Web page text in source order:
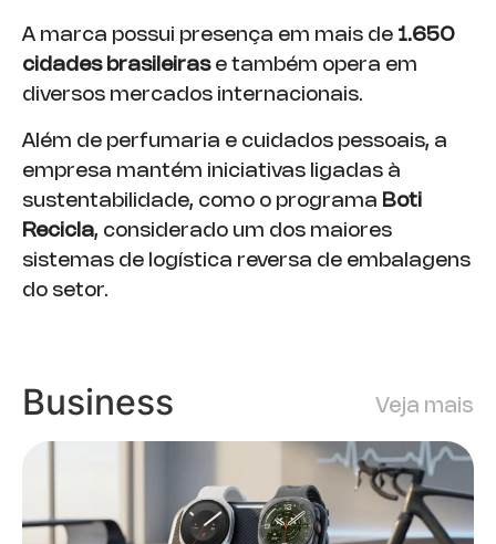
A marca possui presença em mais de 1.650
cidades brasileirase também opera em
diversos mercados internacionais.
Além de perfumaria e cuidados pessoais, a
empresa mantém iniciativas ligadas à
sustentabilidade, como o programa Boti
Recicla, considerado um dos maiores
sistemas de logística reversa de embalagens
do setor.
Business Veja mais